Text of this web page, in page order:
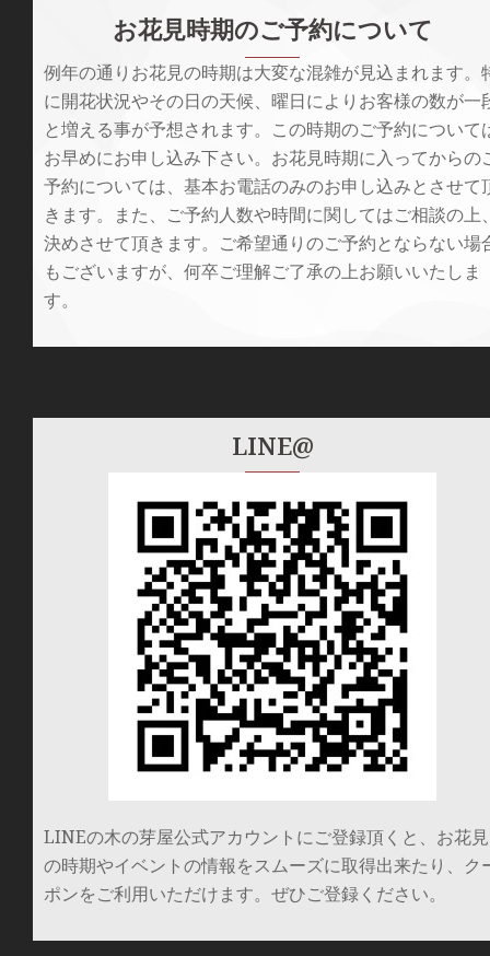
お花見時期のご予約について
例年の通りお花見の時期は大変な混雑が見込まれます。
に開花状況やその日の天候、曜日によりお客様の数が一
と増える事が予想されます。この時期のご予約について
お早めにお申し込み下さい。お花見時期に入ってからの
予約については、基本お電話のみのお申し込みとさせて
きます。また、ご予約人数や時間に関してはご相談の上
決めさせて頂きます。ご希望通りのご予約とならない場
もございますが、何卒ご理解ご了承の上お願いいたしま
す。
LINE@
LINEの木の芽屋公式アカウントにご登録頂くと、お花見
の時期やイベントの情報をスムーズに取得出来たり、ク
ポンをご利用いただけます。ぜひご登録ください。